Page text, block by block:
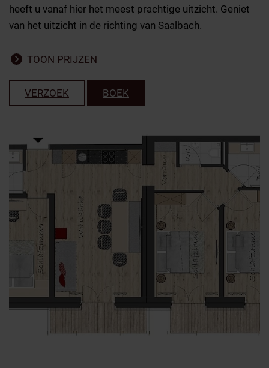
heeft u vanaf hier het meest prachtige uitzicht. Geniet
van het uitzicht in de richting van Saalbach.
TOON PRIJZEN
VERZOEK BOEK